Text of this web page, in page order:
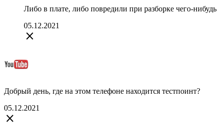
Либо в плате, либо повредили при разборке чего-нибудь
05.12.2021
close
Добрый день, где на этом телефоне находится тестпоинт?
05.12.2021
close